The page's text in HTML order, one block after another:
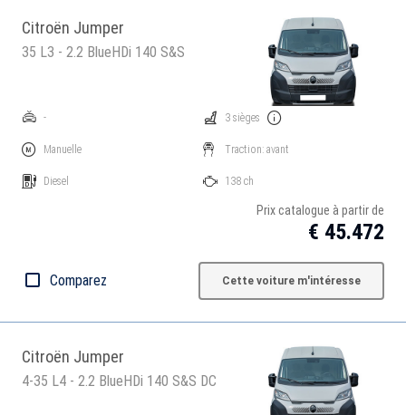
Citroën Jumper
35 L3 - 2.2 BlueHDi 140 S&S
-
Manuelle
Diesel
3 sièges
Traction: avant
138 ch
Prix catalogue à partir de
€ 45.472
Comparez Cette voiture m'intéresse
Citroën Jumper
4-35 L4 - 2.2 BlueHDi 140 S&S DC